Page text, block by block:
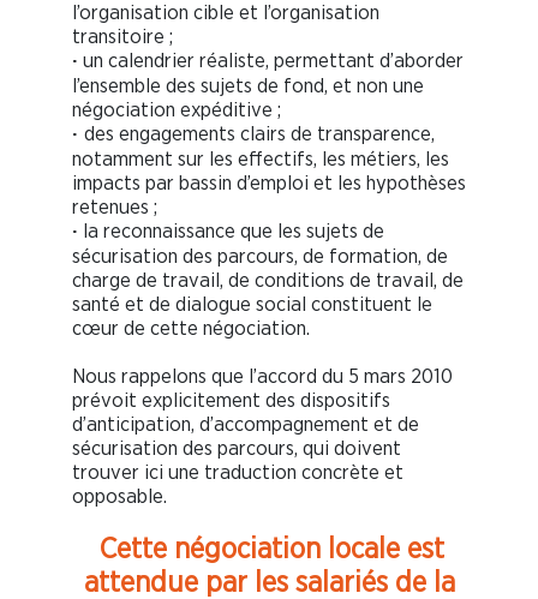
l’organisation cible et l’organisation
transitoire ;
· un calendrier réaliste, permettant d’aborder
l’ensemble des sujets de fond, et non une
négociation expéditive ;
· des engagements clairs de transparence,
notamment sur les effectifs, les métiers, les
impacts par bassin d’emploi et les hypothèses
retenues ;
· la reconnaissance que les sujets de
sécurisation des parcours, de formation, de
charge de travail, de conditions de travail, de
santé et de dialogue social constituent le
cœur de cette négociation.
Nous rappelons que l’accord du 5 mars 2010
prévoit explicitement des dispositifs
d’anticipation, d’accompagnement et de
sécurisation des parcours, qui doivent
trouver ici une traduction concrète et
opposable.
Cette négociation locale est
attendue par les salariés de la